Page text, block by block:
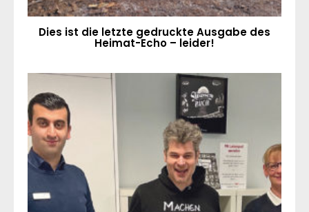
Dies ist die letzte gedruckte Ausgabe des
Heimat-Echo – leider!